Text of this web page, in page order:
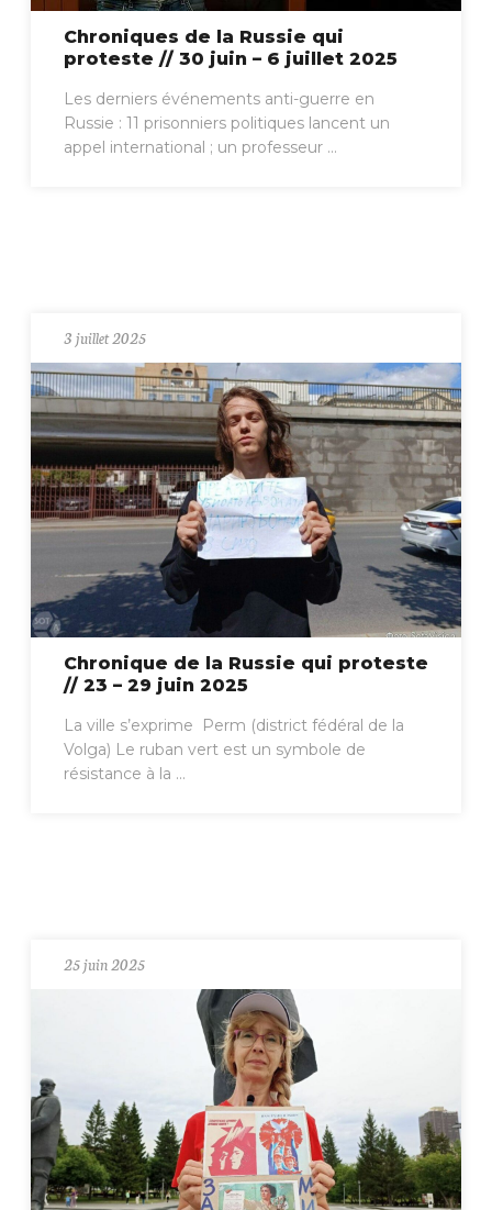
Chroniques de la Russie qui
proteste // 30 juin – 6 juillet 2025
Les derniers événements anti-guerre en
Russie : 11 prisonniers politiques lancent un
appel international ; un professeur ...
3 juillet 2025
Chronique de la Russie qui proteste
// 23 – 29 juin 2025
La ville s’exprime Perm (district fédéral de la
Volga) Le ruban vert est un symbole de
résistance à la ...
25 juin 2025